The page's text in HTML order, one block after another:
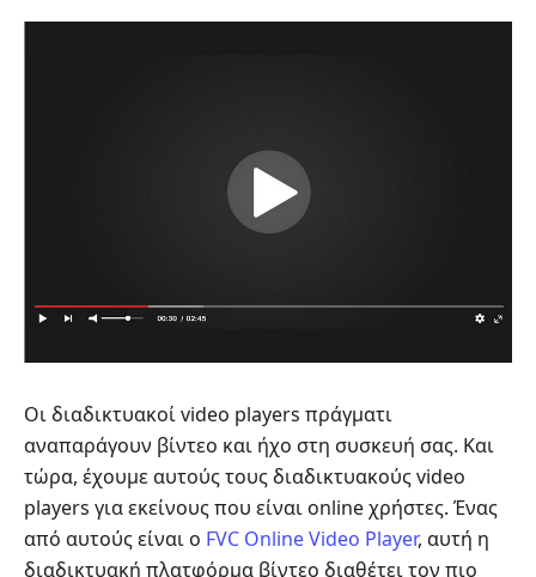
Οι διαδικτυακοί video players πράγματι
αναπαράγουν βίντεο και ήχο στη συσκευή σας. Και
τώρα, έχουμε αυτούς τους διαδικτυακούς video
players για εκείνους που είναι online χρήστες. Ένας
από αυτούς είναι ο FVC Online Video Player, αυτή η
διαδικτυακή πλατφόρμα βίντεο διαθέτει τον πιο